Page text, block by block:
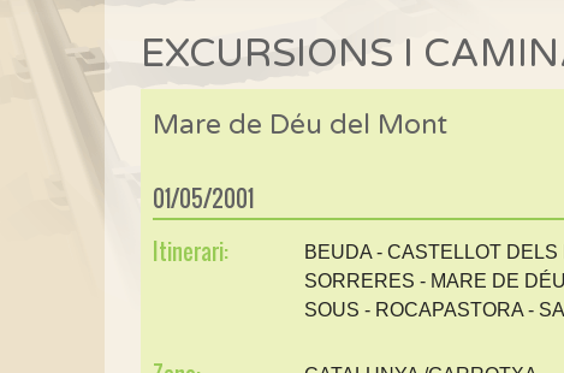
EXCURSIONS I
Mare de Déu del Mont
01/05/2001
Itinerari:
BEUDA - CASTELLOT
SORRERES - MARE DE
SOUS - ROCAPASTORA -